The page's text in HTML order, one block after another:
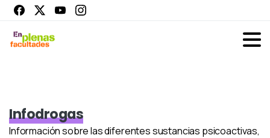
Infodrogas
Información sobre las diferentes sustancias psicoactivas,